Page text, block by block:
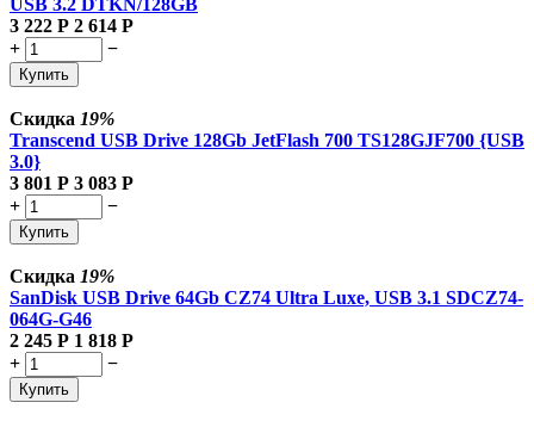
3 222 Р 2 614 Р
+
−
Купить
Скидка 19%
Transcend USB Drive 128Gb JetFlash 700 TS128GJF700 {USB
3.0}
3 801 Р 3 083 Р
+
−
Купить
Скидка 19%
SanDisk USB Drive 64Gb CZ74 Ultra Luxe, USB 3.1 SDCZ74-
064G-G46
2 245 Р 1 818 Р
+
−
Купить